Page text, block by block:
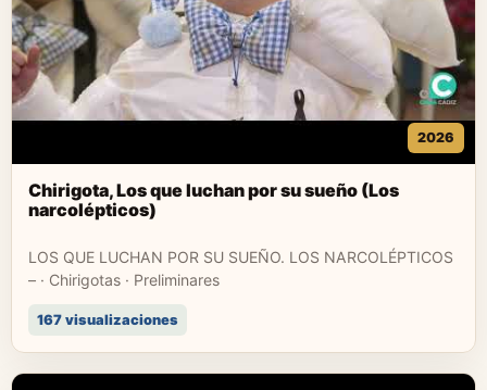
2026
Chirigota, Los que luchan por su sueño (Los
narcolépticos)
LOS QUE LUCHAN POR SU SUEÑO. LOS NARCOLÉPTICOS
– · Chirigotas · Preliminares
167 visualizaciones